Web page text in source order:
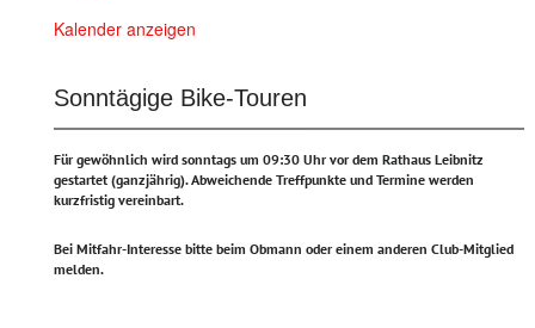
Kalender anzeigen
Sonntägige Bike-Touren
Für gewöhnlich wird sonntags um 09:30 Uhr vor dem Rathaus Leibnitz
gestartet (ganzjährig).Abweichende Treffpunkte und Termine werden
kurzfristig vereinbart.
Bei Mitfahr-Interesse bitte beim Obmann oder einem anderen Club-Mitglied
melden.